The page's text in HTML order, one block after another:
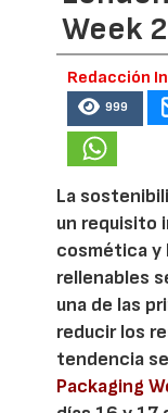
Week
Redacción
999
La
un requisito
cosmética y
rellenables
una de las
reducir los
tendencia
Packaging